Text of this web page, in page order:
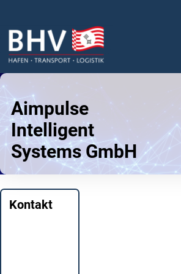
Aimpulse
Intelligent
Systems GmbH
Kontakt